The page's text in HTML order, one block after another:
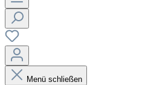
Menü schließen